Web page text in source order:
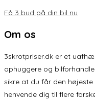
Få 3 bud på din bil nu
Om os
3skrotpriser.dk er et
ophuggere og
sikre at du får den
henvende dig til flere